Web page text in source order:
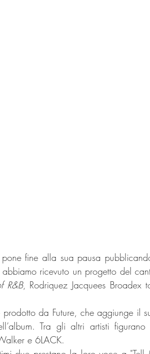
pone fine alla sua pausa
ricevuto un progetto del
R&B, Rodriquez Jacquees
prodotto da Future, che aggiunge il
Tra gli altri artisti
e 6LACK.